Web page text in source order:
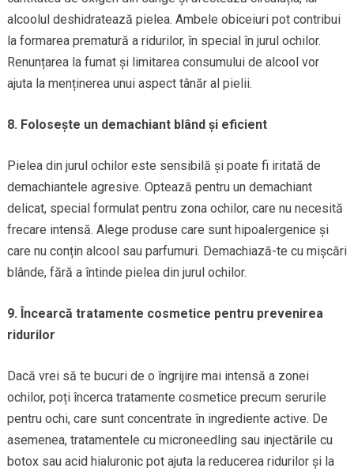
alcoolul deshidratează pielea. Ambele obiceiuri pot contribui
la formarea prematură a ridurilor, în special în jurul ochilor.
Renunțarea la fumat și limitarea consumului de alcool vor
ajuta la menținerea unui aspect tânăr al pielii.
8. Folosește un demachiant blând și eficient
Pielea din jurul ochilor este sensibilă și poate fi iritată de
demachiantele agresive. Optează pentru un demachiant
delicat, special formulat pentru zona ochilor, care nu necesită
frecare intensă. Alege produse care sunt hipoalergenice și
care nu conțin alcool sau parfumuri. Demachiază-te cu mișcări
blânde, fără a întinde pielea din jurul ochilor.
9. Încearcă tratamente cosmetice pentru prevenirea
ridurilor
Dacă vrei să te bucuri de o îngrijire mai intensă a zonei
ochilor, poți încerca tratamente cosmetice precum serurile
pentru ochi, care sunt concentrate în ingrediente active. De
asemenea, tratamentele cu microneedling sau injectările cu
botox sau acid hialuronic pot ajuta la reducerea ridurilor și la